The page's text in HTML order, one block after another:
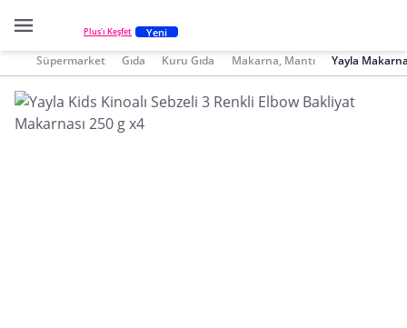
Plus'ı Keşfet Yeni
Süpermarket Gıda Kuru Gıda Makarna, Mantı Yayla